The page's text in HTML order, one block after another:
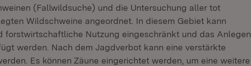
(Fallwildsuche) und die Untersuchung aller tot
Wildschweine angeordnet. In diesem Gebiet kann
forstwirtschaftliche Nutzung eingeschränkt und das Anlegen
werden. Nach dem Jagdverbot kann eine verstärkte
Es können Zäune eingerichtet werden, um eine weitere